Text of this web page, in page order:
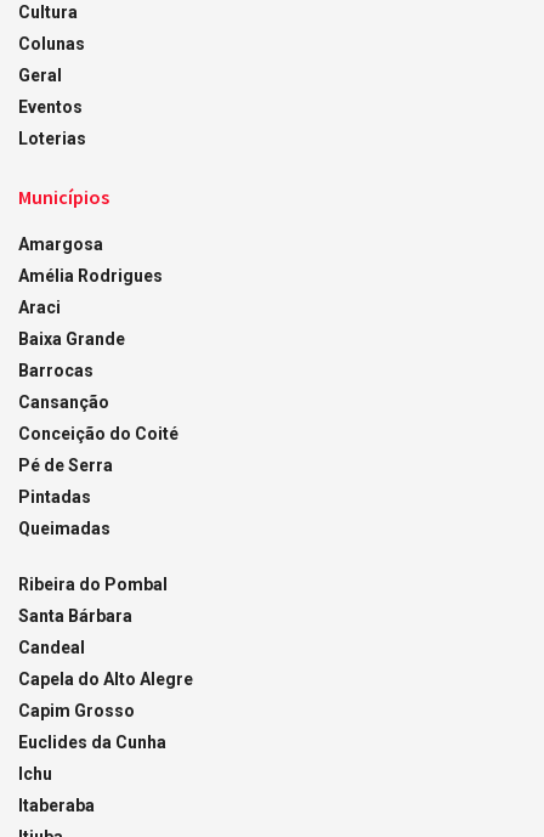
Cultura
Colunas
Geral
Eventos
Loterias
Municípios
Amargosa
Amélia Rodrigues
Araci
Baixa Grande
Barrocas
Cansanção
Conceição do Coité
Pé de Serra
Pintadas
Queimadas
Ribeira do Pombal
Santa Bárbara
Candeal
Capela do Alto Alegre
Capim Grosso
Euclides da Cunha
Ichu
Itaberaba